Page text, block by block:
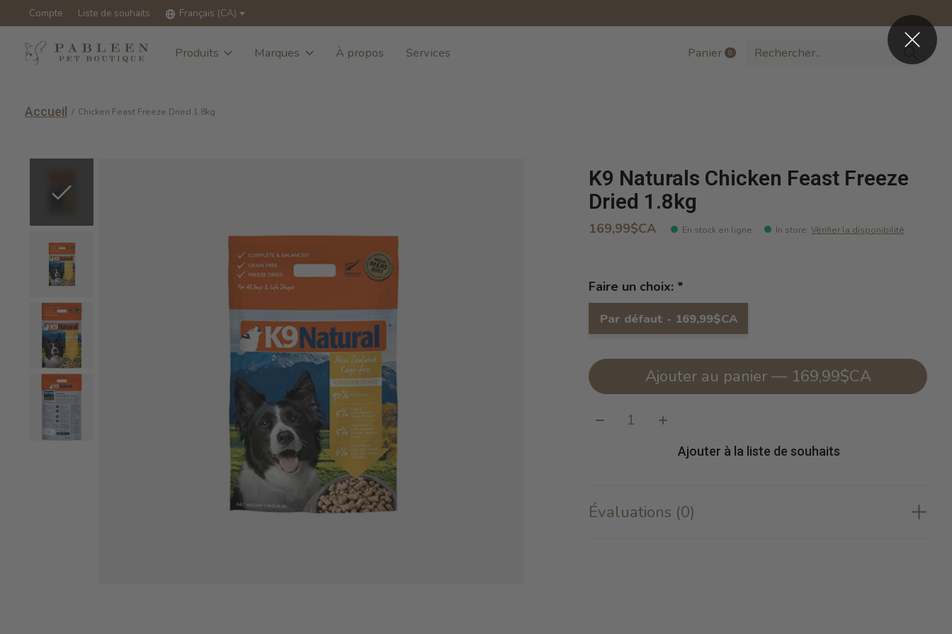
Compte Liste de souhaits Français (CA)
Produits Marques À propos Services Panier 0items
Accueil / Chicken Feast Freeze Dried 1.8kg
K9 Naturals Chicken Feast Freeze
Dried 1.8kg
169,99$CA En stock en ligne In store: Vérifier la disponibilité
Faire un choix: *
Par défaut - 169,99$CA
Ajouter au panier — 169,99$CA
Quantité:
Ajouter à la liste de souhaits
Évaluations (0)